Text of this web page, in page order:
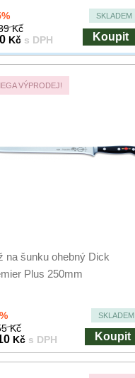
SKLADEM
Kč
Kč s DPH Koupit
VÝPRODEJ!
na šunku ohebný Dick
Plus 250mm
SKLADEM
Kč
Kč s DPH Koupit